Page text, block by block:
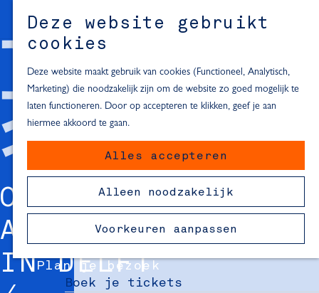
Deze website gebruikt
cookies
Deze website maakt gebruik van cookies (Functioneel, Analytisch,
Marketing) die noodzakelijk zijn om de website zo goed mogelijk te
laten functioneren. Door op accepteren te klikken, geef je aan
hiermee akkoord te gaan.
Alles accepteren
Alleen noodzakelijk
Voorkeuren aanpassen
M
e
n
u
Inspiratie voor een dagje Delft
Dagje naar het strand
Fietsen in de omgeving van Delft
Must-see attracties in de buurt
van Delft
Blijven slapen
24 uur in Delft
48 uur in Delft
72 uur in Delft
Overnachtingslocaties in Delft
Plan je bezoek
Boek je tickets
OVERZICHT VAN
ALLE WINKELS
IN DELFT